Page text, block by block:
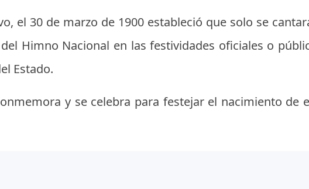
el 30 de marzo de 1900 estableció que solo se
Himno Nacional en las festividades oficiales o
Estado.
y se celebra para festejar el nacimiento de